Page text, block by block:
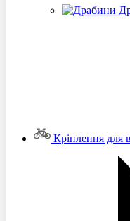
Кріплення для